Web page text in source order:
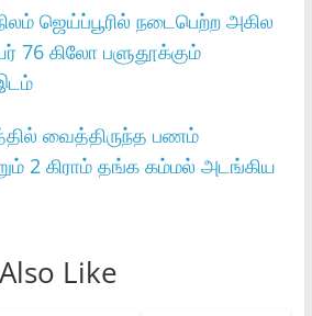
ஜெய்ப்பூரில் நடைபெற்ற அகில
76 கிலோ பளுதூக்கும்
வைத்திருந்த பணம்
2 கிராம் தங்க கம்மல் அடங்கிய
Like